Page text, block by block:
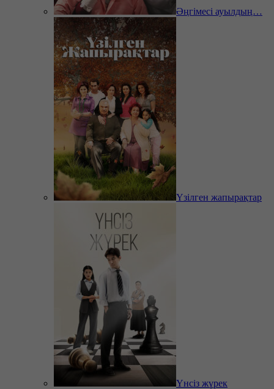
Әңгімесі ауылдың…
Үзілген жапырақтар
Үнсіз жүрек